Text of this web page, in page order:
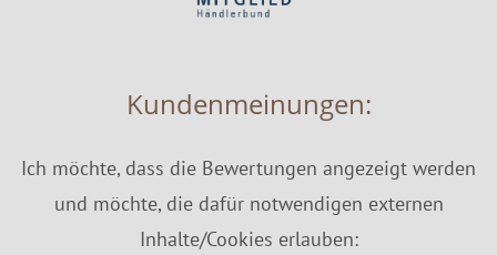
Kundenmeinungen:
Ich möchte, dass die Bewertungen angezeigt werden
und möchte, die dafür notwendigen externen
Inhalte/Cookies erlauben: